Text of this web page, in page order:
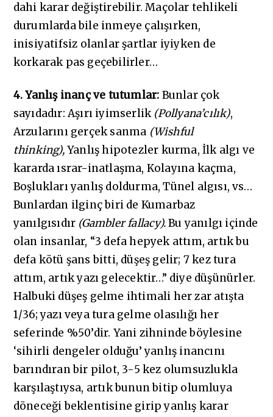
dahi karar değiştirebilir. Maçolar tehlikeli
durumlarda bile inmeye çalışırken,
inisiyatifsiz olanlar şartlar iyiyken de
korkarak pas geçebilirler…
4. Yanlış inanç ve tutumlar: Bunlar çok
sayıdadır: Aşırı iyimserlik (Pollyana’cılık),
Arzularını gerçek sanma (Wishful
thinking),Yanlış hipotezler kurma, İlk algı ve
kararda ısrar-inatlaşma, Kolayına kaçma,
Boşlukları yanlış doldurma, Tünel algısı, vs…
Bunlardan ilginç biri de Kumarbaz
yanılgısıdır (Gambler fallacy).Bu yanılgı içinde
olan insanlar, “3 defa hepyek attım, artık bu
defa kötü şans bitti, düşeş gelir; 7 kez tura
attım, artık yazı gelecektir…” diye düşünürler.
Halbuki düşeş gelme ihtimali her zar atışta
1/36; yazı veya tura gelme olasılığı her
seferinde %50’dir. Yani zihninde böylesine
‘sihirli dengeler olduğu’ yanlış inancını
barındıran bir pilot, 3-5 kez olumsuzlukla
karşılaştıysa, artık bunun bitip olumluya
döneceği beklentisine girip yanlış karar